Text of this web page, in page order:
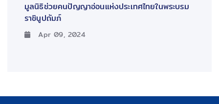
มูลนิธิช่วยคนปัญญาอ่อนแห่งประเทศไทยในพระบรม
ราชินูปถัมภ์
Apr 09, 2024